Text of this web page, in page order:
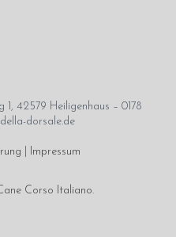
September 2017
Juni 2017
42579 Heiligenhaus – 0178
dorsale.de
Impressum
Corso Italiano.